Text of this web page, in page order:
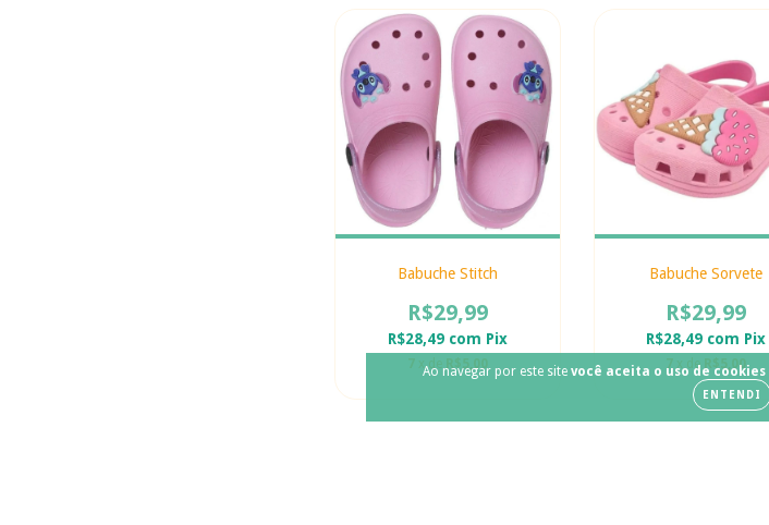
Ao navegar por este site você aceita o uso de cookies
ENTENDI
Babuche Stitch
R$29,99
R$28,49 com Pix
7 x de R$5,00
Babuche Sorvete
R$29,99
R$28,49 com Pix
7 x de R$5,00